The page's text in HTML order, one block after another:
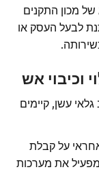
מכון התקנים
לבעל העסק או
וכיבוי אש
עשן, קיימים
על קבלת
את מערכות